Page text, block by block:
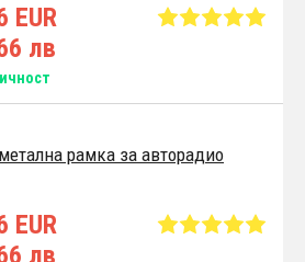
EUR
лв
рамка за авторадио
EUR
лв